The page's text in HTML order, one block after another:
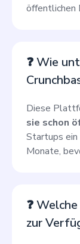
öffentlichen
❓ Wie
Diese
sie schon
Startups ein
Monate,
❓
zur